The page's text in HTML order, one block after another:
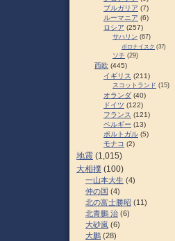
ブルガリア (7)
ルーマニア (6)
ロシア (257)
サハリン (67)
ポロナイスク (37)
ソチ (29)
西欧 (445)
イギリス (211)
スコットランド (15)
オランダ (40)
ドイツ (122)
フランス (121)
ベルギー (13)
ポルトガル (5)
モナコ (2)
地震 (1,015)
大相撲 (100)
一山本大生 (4)
仲の国 (4)
北の富士勝昭 (11)
北青鵬 治 (6)
大砂嵐 (6)
大鵬 (28)